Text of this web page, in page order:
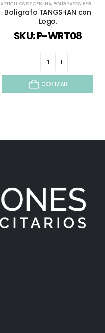
,TODOS
ARTICULOS DE OFICINA, BOLÍGRAFOS, REGALOS DÍA DEL PADRE
Bolígrafo TANGSHAN con
Logo.
SKU: P-WRT08
COTIZAR